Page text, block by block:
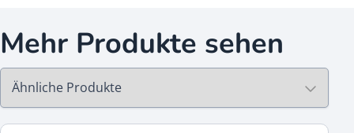
Mehr Produkte sehen